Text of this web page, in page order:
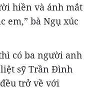
hiền và ánh mắt
em,” bà Ngụ xúc
có ba người anh
sỹ Trần Đình
trở về với